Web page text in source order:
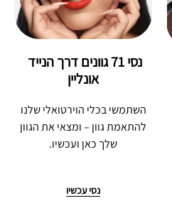
אונליין
השתמשי בכלי הוירטואלי שלנו
להתאמת גוון – ומצאי את הגוון
שלך כאן ועכשיו.
נסי עכשיו